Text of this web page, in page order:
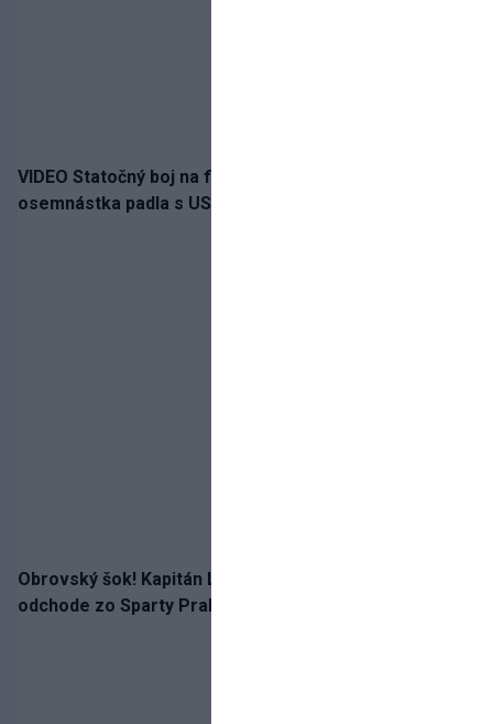
VIDEO Statočný boj na finále nestačil: Slovenská
osemnástka padla s USA a zabojuje o bronz
Obrovský šok! Kapitán Lukáš Haraslín je údajne na
odchode zo Sparty Praha